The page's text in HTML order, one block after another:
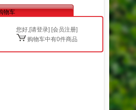
物车
您好,[请登录] [会员注册]
购物车中有0件商品